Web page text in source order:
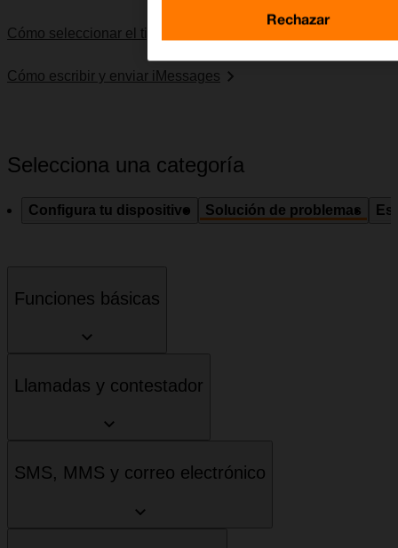
Cómo seleccionar el tipo de red
Cómo escribir y enviar iMessages
Selecciona una categoría
Configura tu dispositivo Solución de problemas
Funciones básicas
Llamadas y contestador
SMS, MMS y correo electrónico
Rechazar